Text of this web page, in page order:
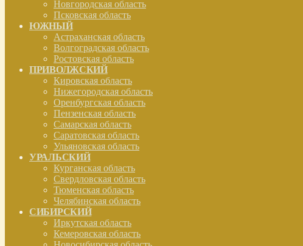
Новгородская область
Псковская область
ЮЖНЫЙ
Астраханская область
Волгоградская область
Ростовская область
ПРИВОЛЖСКИЙ
Кировская область
Нижегородская область
Оренбургская область
Пензенская область
Самарская область
Саратовская область
Ульяновская область
УРАЛЬСКИЙ
Курганская область
Свердловская область
Тюменская область
Челябинская область
СИБИРСКИЙ
Иркутская область
Кемеровская область